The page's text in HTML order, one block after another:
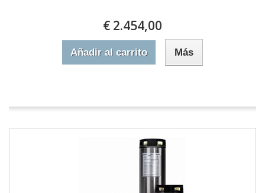
€ 2.454,00
Añadir al carrito Más